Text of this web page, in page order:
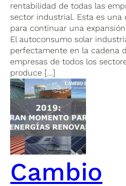
rentabilidad de todas las
sector industrial. Esta es una
para continuar una
El autoconsumo solar
perfectamente en la cadena
empresas de todos los
produce […]
Cambio